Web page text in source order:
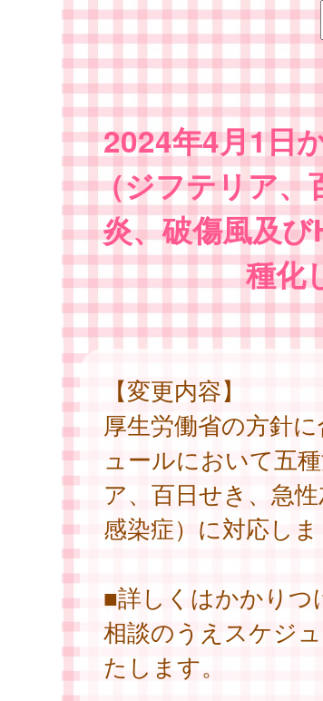
2024年4月1日
（ジフテリア、
炎、破傷風及
種化
【変更内容】
厚生労働省の方針
ュールにおいて五
ア、百日せき、急
感染症）に対応しま
■詳しくはかかりつ
相談のうえスケジ
たします。